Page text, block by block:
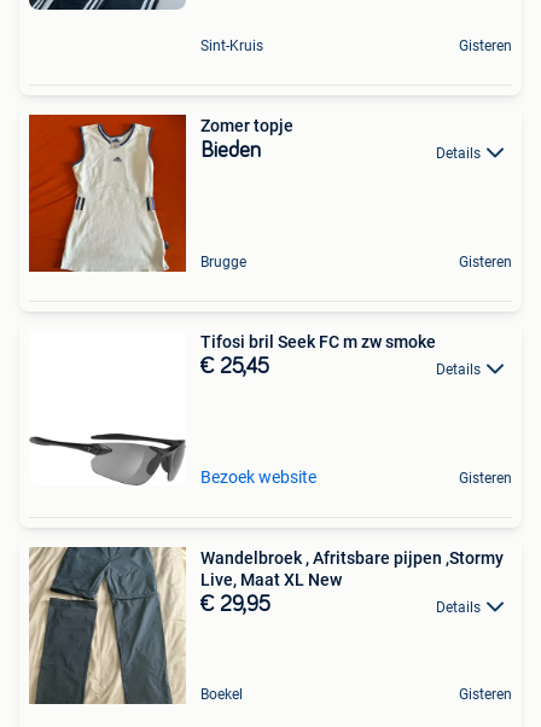
Sint-Kruis Gisteren
Zomer topje
Bieden Details
Brugge Gisteren
Tifosi bril Seek FC m zw smoke
€ 25,45 Details
Bezoek website Gisteren
Wandelbroek , Afritsbare pijpen ,Stormy
Live, Maat XL New
€ 29,95 Details
Boekel Gisteren